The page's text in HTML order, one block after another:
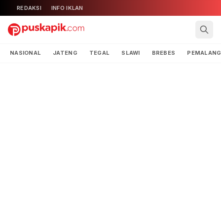
REDAKSI INFO IKLAN
NASIONAL JATENG TEGAL SLAWI BREBES PEMALANG